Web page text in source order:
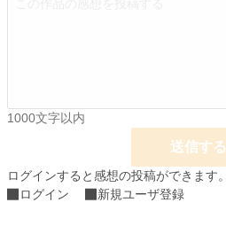
1000文字以内
送信する
ログインすると感想の投稿ができます。
ログイン
新規ユーザ登録